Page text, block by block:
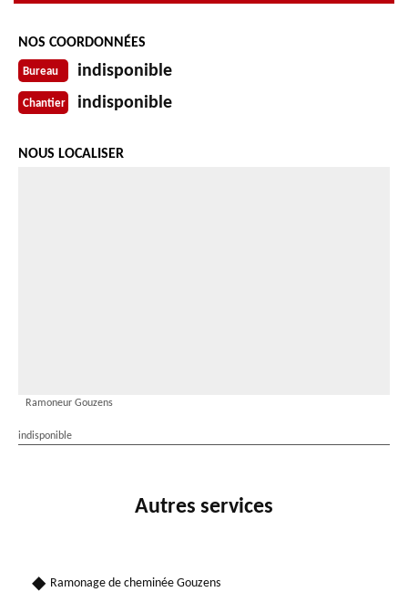
NOS COORDONNÉES
Bureau indisponible
Chantier indisponible
NOUS LOCALISER
Ramoneur Gouzens
indisponible
Autres services
Ramonage de cheminée Gouzens